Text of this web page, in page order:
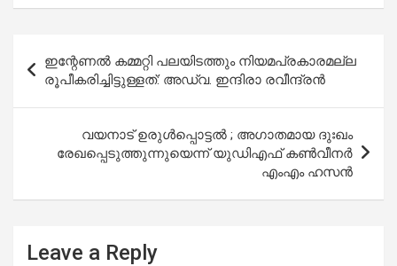
navigation
ഇന്റേണല്‍ കമ്മറ്റി പലയിടത്തും നിയമപ്രകാരമല്ല
രൂപീകരിച്ചിട്ടുള്ളത്: അഡ്വ. ഇന്ദിരാ രവീന്ദ്രന്‍
വയനാട് ഉരുള്‍പ്പൊട്ടല്‍ ; അഗാതമായ ദുഃഖം
രേഖപ്പെടുത്തുന്നുയെന്ന് യുഡിഎഫ് കണ്‍വീനര്‍
എംഎം ഹസന്‍
Leave a Reply